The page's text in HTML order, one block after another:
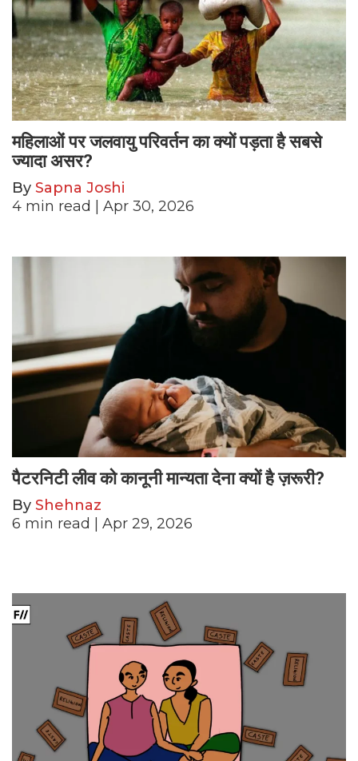
महिलाओं पर जलवायु परिवर्तन का क्यों पड़ता है सबसे
ज्यादा असर?
By Sapna Joshi
4 min read | Apr 30, 2026
पैटरनिटी लीव को कानूनी मान्यता देना क्यों है ज़रूरी?
By Shehnaz
6 min read | Apr 29, 2026